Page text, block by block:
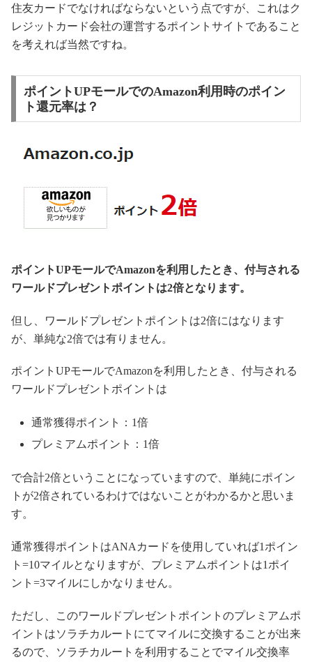
住友カードでなければならないという点ですが、これはク
レジットカード会社の運営するポイントサイトであること
を考えれば当然ですね。
ポイントUPモールでのAmazon利用時のポイン
ト還元率は？
ポイントUPモールでAmazonを利用したとき、付与される
ワールドプレゼントポイントは2倍となります。
但し、ワールドプレゼントポイントは2倍にはなります
が、単純な2倍では有りません。
ポイントUPモールでAmazonを利用したとき、付与される
ワールドプレゼントポイントは
通常獲得ポイント：1倍
プレミアムポイント：1倍
で合計2倍ということになっていますので、単純にポイン
トが2倍されているわけではないことがわかるかと思いま
す。
通常獲得ポイントはANAカードを使用していれば1ポイン
ト=10マイルとなりますが、プレミアムポイントは1ポイ
ント=3マイルにしかなりません。
ただし、このワールドプレゼントポイントのプレミアムポ
イントはソラチカルートにてマイルに交換することが出来
るので、ソラチカルートを利用することでマイル交換率